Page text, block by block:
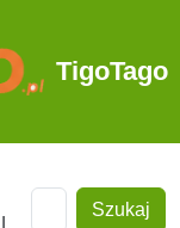
TigoTago
Szukaj